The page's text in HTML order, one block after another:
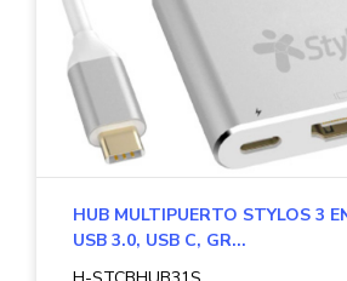
HUB MULTIPUERTO STYLOS 3
USB 3.0, USB C, GR...